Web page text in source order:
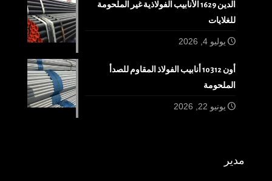
الدين 1629 الأنابيب الفولاذية غير الملحومة
للغلايات
يوليو 4, 2026
أون 10312 أنابيب الفولاذ المقاوم للصدأ
الملحومة
يونيو 22, 2026
مدير